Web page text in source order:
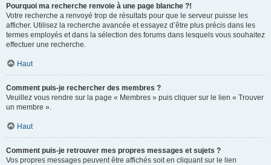
Pourquoi ma recherche renvoie à une page blanche ?!
Votre recherche a renvoyé trop de résultats pour que le serveur puisse les
afficher. Utilisez la recherche avancée et essayez d’être plus précis dans les
termes employés et dans la sélection des forums dans lesquels vous souhaitez
effectuer une recherche.
Haut
Comment puis-je rechercher des membres ?
Veuillez vous rendre sur la page « Membres » puis cliquer sur le lien « Trouver
un membre ».
Haut
Comment puis-je retrouver mes propres messages et sujets ?
Vos propres messages peuvent être affichés soit en cliquant sur le lien